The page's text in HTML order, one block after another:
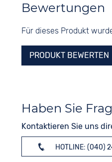
Bewertungen
Für dieses Produkt
PRODUKT BEWERTEN
Haben Sie
Kontaktieren Sie uns
HOTLINE: (040)